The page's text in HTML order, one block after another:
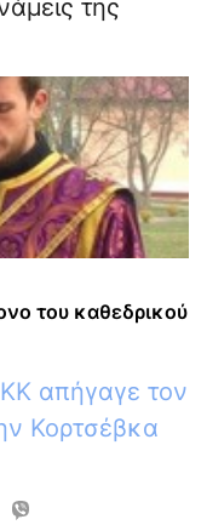
της
του καθεδρικού
απήγαγε τον
Κορτσέβκα